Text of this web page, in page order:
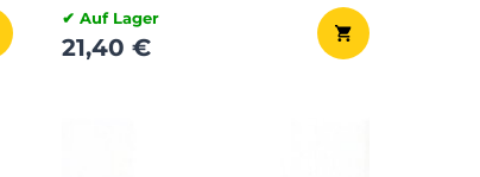
✔ Auf Lager
21,40 €